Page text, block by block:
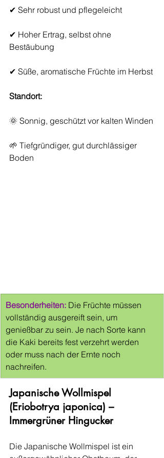
✔ Sehr robust und pflegeleicht
✔ Hoher Ertrag, selbst ohne
Bestäubung
✔ Süße, aromatische Früchte im Herbst
Standort:
🌞 Sonnig, geschützt vor kalten Winden
🌱 Tiefgründiger, gut durchlässiger
Boden
Besonderheiten: Die Früchte müssen
vollständig ausgereift sein, um
genießbar zu sein. Je nach Sorte kann
die Kaki bereits fest verzehrt werden
oder muss nach der Ernte noch
nachreifen.
Japanische Wollmispel
(Eriobotrya japonica) –
Immergrüner Hingucker
Die Japanische Wollmispel ist ein